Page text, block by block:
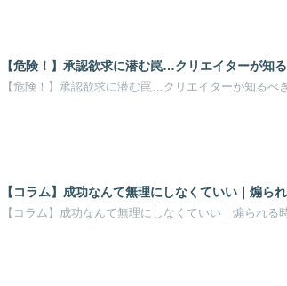
【危険！】承認欲求に潜む罠…クリエイターが知
【危険！】承認欲求に潜む罠…クリエイターが知るべ
【コラム】成功なんて無理にしなくていい｜煽ら
【コラム】成功なんて無理にしなくていい｜煽られる